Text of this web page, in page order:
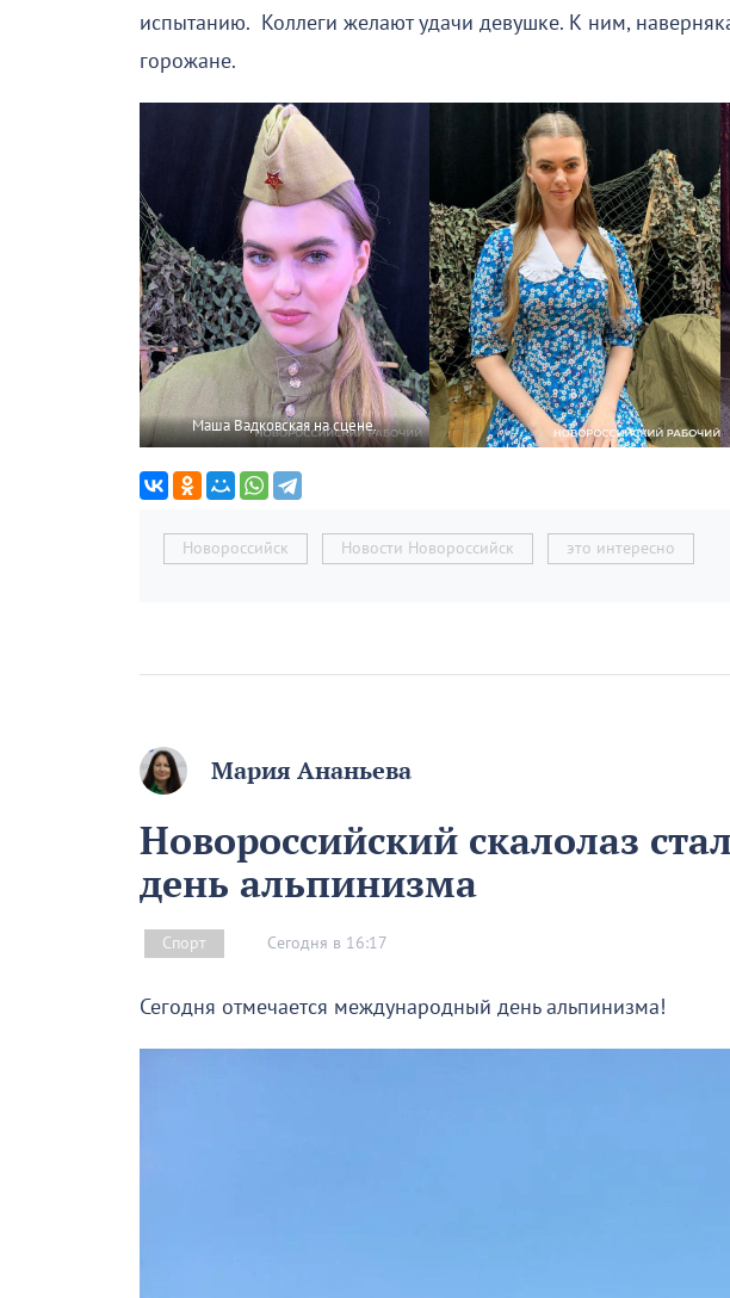
испытанию. Коллеги желают удачи девушке. К ним,
горожане.
Маша Вадковская на сцене.
Новороссийск Новости Новороссийск это интересно
Мария Ананьева
Новороссийский скалолаз
день альпинизма
Спорт Сегодня в 16:17
Сегодня отмечается международный день альпинизма!